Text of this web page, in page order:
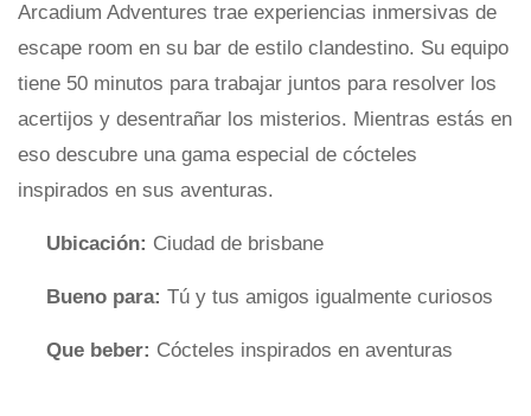
Arcadium Adventures trae experiencias inmersivas de
escape room en su bar de estilo clandestino. Su equipo
tiene 50 minutos para trabajar juntos para resolver los
acertijos y desentrañar los misterios. Mientras estás en
eso descubre una gama especial de cócteles
inspirados en sus aventuras.
Ubicación: Ciudad de brisbane
Bueno para: Tú y tus amigos igualmente curiosos
Que beber: Cócteles inspirados en aventuras